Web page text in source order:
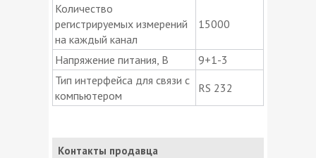
Количество
регистрируемых измерений
на каждый канал
15000
Напряжение питания, В
9+1-3
Тип интерфейса для связи с
компьютером
RS 232
Контакты продавца